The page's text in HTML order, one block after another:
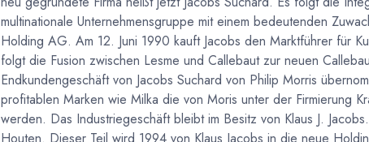
multinationale Unternehmensgruppe mit einem bedeutenden
Holding AG. Am 12. Juni 1990 kauft Jacobs den Marktführer für
folgt die Fusion zwischen Lesme und Callebaut zur neuen
Endkundengeschäft von Jacobs Suchard von Philip Morris
profitablen Marken wie Milka die von Moris unter der Firmierung
werden. Das Industriegeschäft bleibt im Besitz von Klaus J.